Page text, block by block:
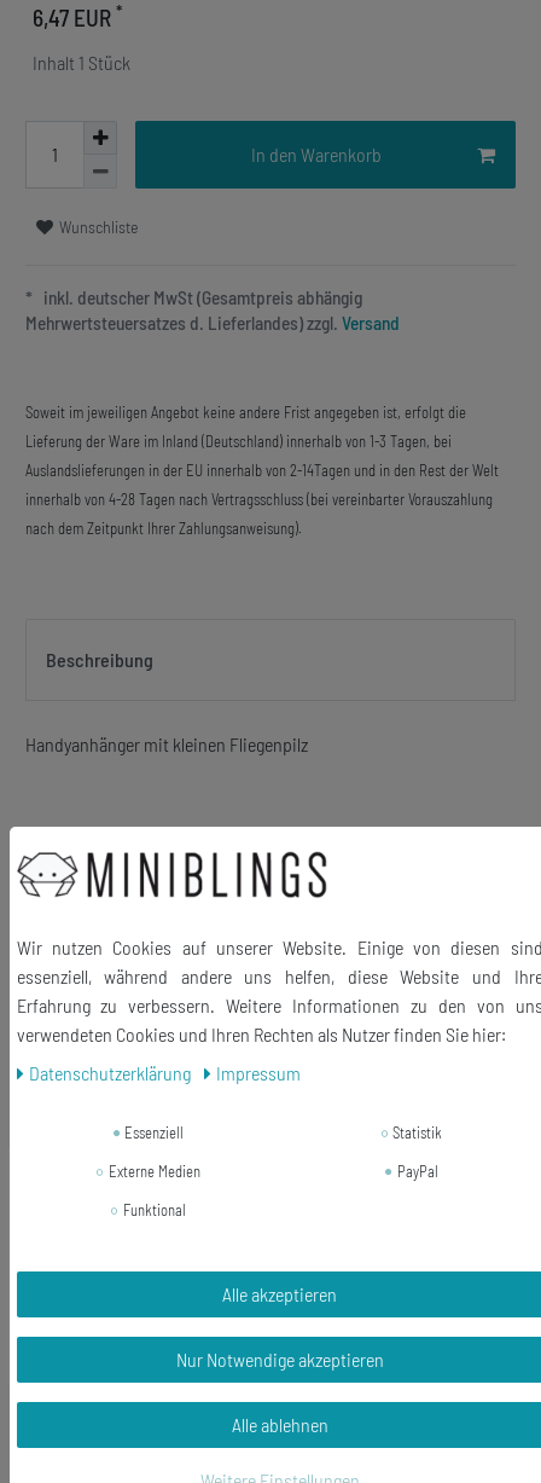
6,47 EUR *
Inhalt 1 Stück
In den Warenkorb
Wunschliste
* inkl. deutscher MwSt (Gesamtpreis abhängig
Mehrwertsteuersatzes d. Lieferlandes) zzgl. Versand
Soweit im jeweiligen Angebot keine andere Frist angegeben ist, erfolgt die
Lieferung der Ware im Inland (Deutschland) innerhalb von 1-3 Tagen, bei
Auslandslieferungen in der EU innerhalb von 2-14Tagen und in den Rest der Welt
innerhalb von 4-28 Tagen nach Vertragsschluss (bei vereinbarter Vorauszahlung
nach dem Zeitpunkt Ihrer Zahlungsanweisung).
Beschreibung
Handyanhänger mit kleinen Fliegenpilz
Material Anhänger: Kunststoff
Lieferumfang: 1 Handyanhänger + 1 Staub Schutz Stöpsel
Krankenpfleger Glückspüppchen
Handyanhänger Miniblings
9,71 € *
In den Warenkorb
* inkl. ges. MwSt. zzgl. Versandkosten
Wir nutzen Cookies auf unserer Website. Einige von diesen
essenziell, während andere uns helfen, diese Website und
Erfahrung zu verbessern. Weitere Informationen zu den von
verwendeten Cookies und Ihren Rechten als Nutzer finden Sie hier:
Daten­schutz­erklärung
Impressum
Essenziell
Statistik
Externe Medien
PayPal
Funktional
Alle akzeptieren
Nur Notwendige akzeptieren
Alle ablehnen